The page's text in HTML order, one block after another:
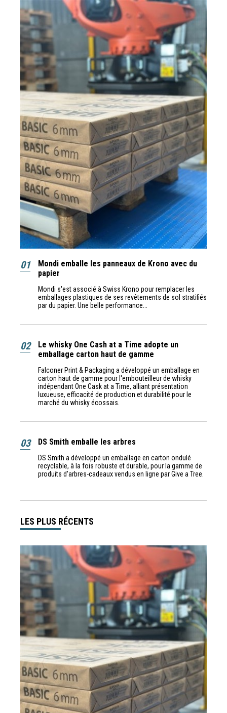
01
Mondi emballe les panneaux de Krono avec du
papier
Mondi s'est associé à Swiss Krono pour remplacer les
emballages plastiques de ses revêtements de sol stratifiés
par du papier. Une belle performance...
02
Le whisky One Cash at a Time adopte un
emballage carton haut de gamme
Falconer Print & Packaging a développé un emballage en
carton haut de gamme pour l'embouteilleur de whisky
indépendant One Cask at a Time, alliant présentation
luxueuse, efficacité de production et durabilité pour le
marché du whisky écossais.
03 DS Smith emballe les arbres
DS Smith a développé un emballage en carton ondulé
recyclable, à la fois robuste et durable, pour la gamme de
produits d'arbres-cadeaux vendus en ligne par Give a Tree.
LES PLUS RÉCENTS